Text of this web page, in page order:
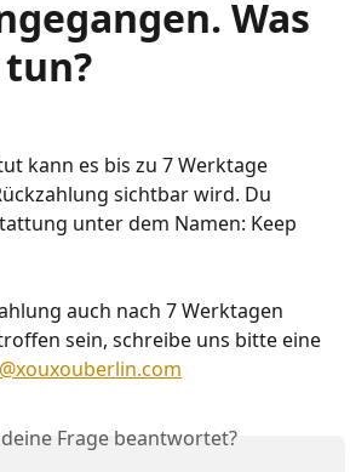
Was
kann es bis zu 7 Werktage
sichtbar wird. Du
unter dem Namen: Keep
auch nach 7 Werktagen
sein, schreibe uns bitte eine
Frage beantwortet?